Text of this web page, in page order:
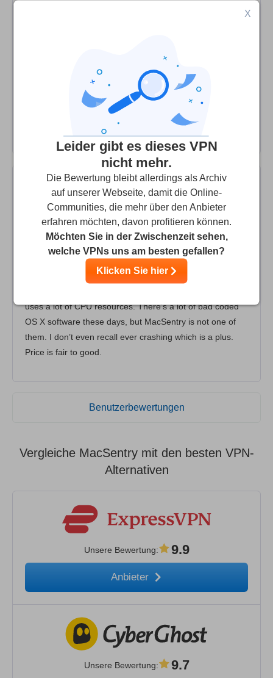
experience with 2 other VPN Services, which were a bit
slower and were quickly blocked from the sites we use.
For almost 2 years we've been using MacSentry, and we
haven’t encountered a single problem. It’s extremely fast,
works on all of our devices, and is well-priced!
Ted 10
Excellent choice for OSX
I’ve been a MacSentry subscribe for nearly a year now
and I’m overall very pleased with it. Rapid download and
upload speed, super quick when it comes to connecting
uses a lot of CPU resources. There’s a lot of bad coded
OS X software these days, but MacSentry is not one of
them. I don’t even recall ever crashing which is a plus.
Price is fair to good.
Benutzerbewertungen
Vergleiche MacSentry mit den besten VPN-
Alternativen
Unsere Bewertung: 9.9
Anbieter
Unsere Bewertung: 9.7
X
Leider gibt es dieses VPN
nicht mehr.
Die Bewertung bleibt allerdings als Archiv
auf unserer Webseite, damit die Online-
Communities, die mehr über den Anbieter
erfahren möchten, davon profitieren können.
Möchten Sie in der Zwischenzeit sehen,
welche VPNs uns am besten gefallen?
Klicken Sie hier